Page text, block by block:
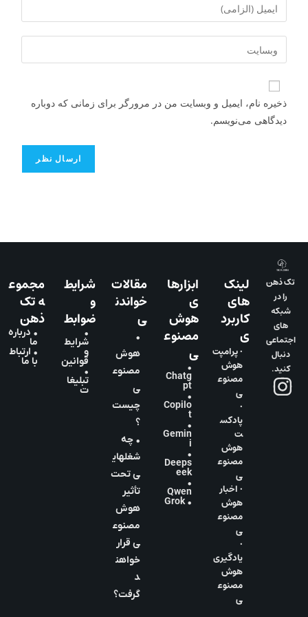
ذخیره نام، ایمیل و وبسایت من در مرورگر برای زمانی که دوباره
دیدگاهی می‌نویسم.
تک ذهن
را در
شبکه
های
اجتماعی
دنبال
کنید.
لینک
های
کاربرد
ی
• پرامپت
هوش
مصنوع
ی
•
پادکس
ت
هوش
مصنوع
ی
• اخبار
هوش
مصنوع
ی
•
یادگیری
هوش
مصنوع
ی
ابزارها
ی
هوش
مصنوع
ی
•
Chatg
pt
•
Copilo
t
•
Gemin
i
•
Deeps
eek
•
Qwen
• Grok
مقالات
خواندن
ی
•
هوش
مصنوع
ی
چیست
؟
• چه
شغلهای
ی تحت
تأثیر
هوش
مصنوع
ی قرار
خواهن
د
گرفت؟
شرایط
و
ضوابط
•
شرایط
و
قوانین
•
تبلیغا
ت
مجموع
ه تک
ذهن
• درباره
ما
• ارتباط
با ما